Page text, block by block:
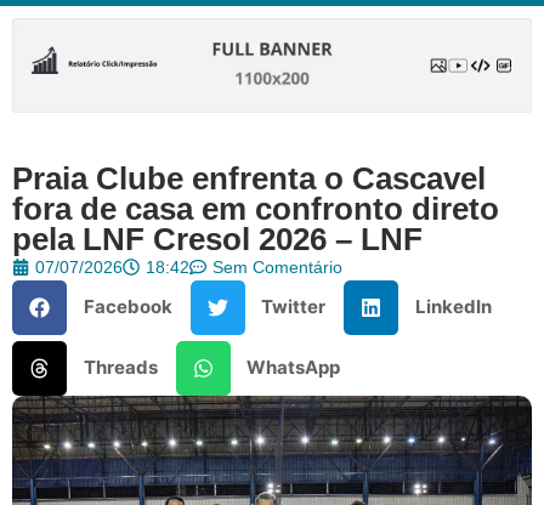
Praia Clube enfrenta o Cascavel
fora de casa em confronto direto
pela LNF Cresol 2026 – LNF
07/07/2026 18:42 Sem Comentário
Facebook Twitter LinkedIn
Threads WhatsApp